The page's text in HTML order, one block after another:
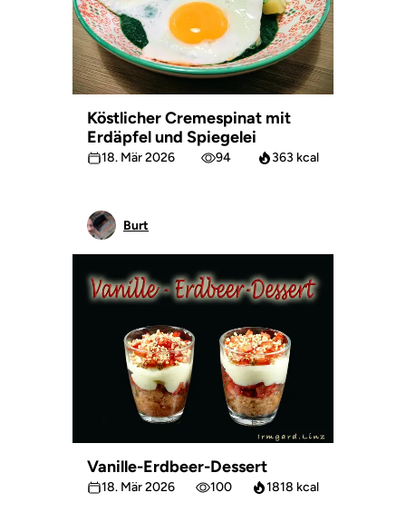
Köstlicher Cremespinat mit
Erdäpfel und Spiegelei
18. Mär 2026 94 363 kcal
Burt
Vanille-Erdbeer-Dessert
18. Mär 2026 100 1818 kcal